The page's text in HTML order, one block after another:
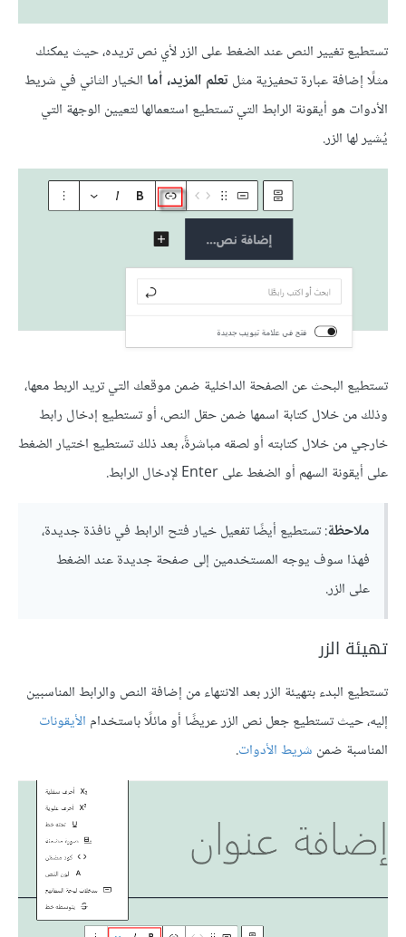
تستطيع تغيير النص عند الضغط على الزر لأي نص تريده، حيث يمكنك
مثلًا إضافة عبارة تحفيزية مثل تعلم المزيد، أما الخيار الثاني في شريط
الأدوات هو أيقونة الرابط التي تستطيع استعمالها لتعيين الوجهة التي
يُشير لها الزر.
تستطيع البحث عن الصفحة الداخلية ضمن موقعك التي تريد الربط معها،
وذلك من خلال كتابة اسمها ضمن حقل النص، أو تستطيع إدخال رابط
خارجي من خلال كتابته أو لصقه مباشرةً، بعد ذلك تستطيع اختيار الضغط
على أيقونة السهم أو الضغط على Enter لإدخال الرابط.
ملاحظة: تستطيع أيضًا تفعيل خيار فتح الرابط في نافذة جديدة،
فهذا سوف يوجه المستخدمين إلى صفحة جديدة عند الضغط
على الزر.
تهيئة الزر
تستطيع البدء بتهيئة الزر بعد الانتهاء من إضافة النص والرابط المناسبين
إليه، حيث تستطيع جعل نص الزر عريضًا أو مائلًا باستخدام الأيقونات
المناسبة ضمن شريط الأدوات.